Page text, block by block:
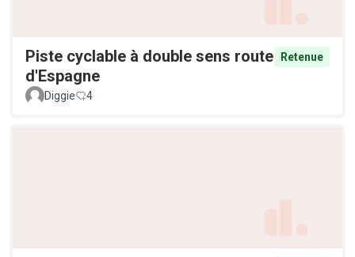
Piste cyclable à double sens route
d'Espagne
Retenue
Diggie 4